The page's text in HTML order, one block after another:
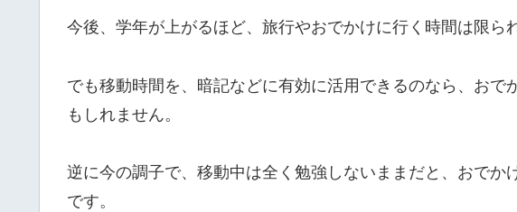
今後、学年が上がるほど、旅行やおでかけに行く時間は限ら
でも移動時間を、暗記などに有効に活用できるのなら、おで
もしれません。
逆に今の調子で、移動中は全く勉強しないままだと、おでか
です。